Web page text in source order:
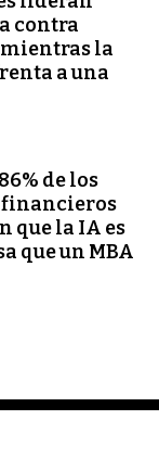
contra
la
a una
de los
financieros
que la IA es
que un MBA